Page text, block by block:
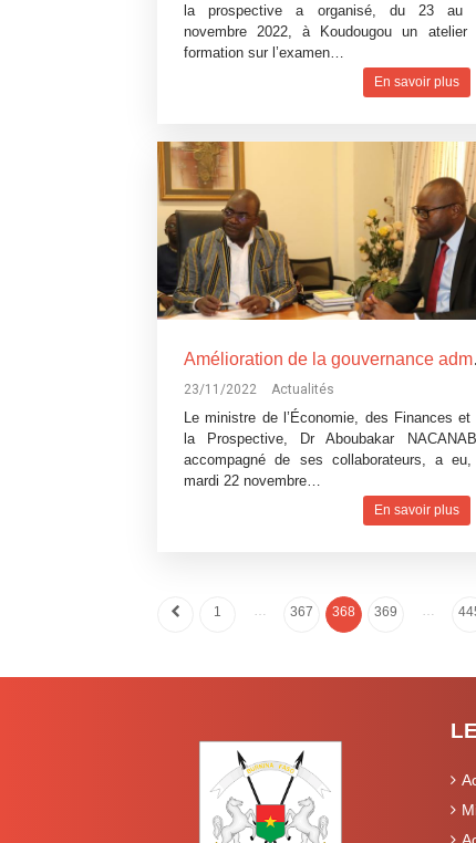
la prospective a organisé, du 23 au
novembre 2022, à Koudougou un atelier
formation sur l’examen…
En savoir plus
Amélioration de
23/11/2022 Actualités
Le ministre de l’Économie, des Finances et
la Prospective, Dr Aboubakar
accompagné de ses collaborateurs, a
mardi 22 novembre…
En savoir plus
1 … 367 368 369 …